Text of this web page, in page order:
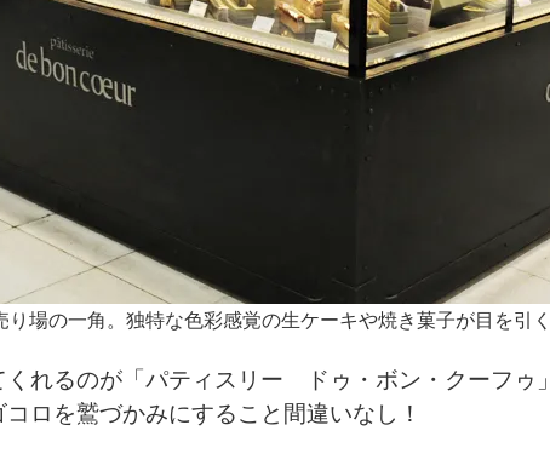
場の一角。独特な色彩感覚の生ケーキや焼き菓子が目を引く
くれるのが「パティスリー ドゥ・ボン・クーフゥ
ロを鷲づかみにすること間違いなし！